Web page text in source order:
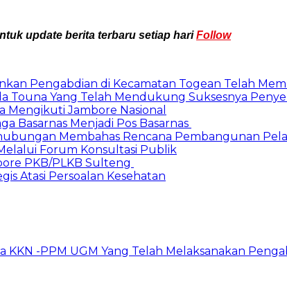
update berita terbaru setiap hariFollow
Pengabdian di Kecamatan Togean Telah
Touna Yang Telah Mendukung Suksesnya
Jambore Nasional
Basarnas Menjadi Pos Basarnas
Membahas Rencana Pembangunan
Forum Konsultasi Publik
PKB/PLKB Sulteng
Atasi Persoalan Kesehatan